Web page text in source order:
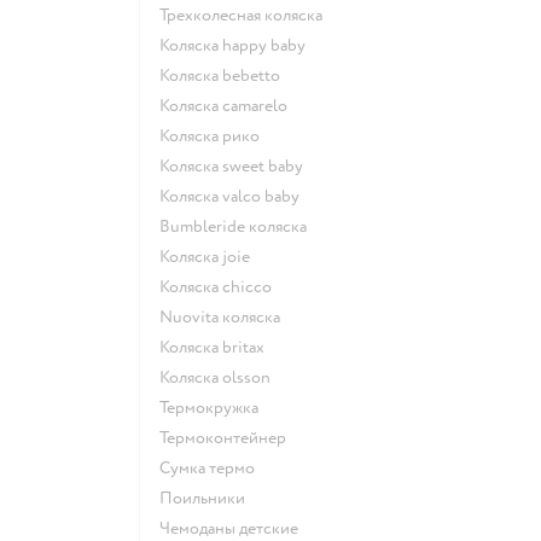
Трехколесная коляска
Коляска happy baby
Коляска bebetto
Коляска camarelo
Коляска рико
Коляска sweet baby
Коляска valco baby
Bumbleride коляска
Коляска joie
Коляска chicco
Nuovita коляска
Коляска britax
Коляска olsson
Термокружка
Термоконтейнер
Сумка термо
Поильники
Чемоданы детские